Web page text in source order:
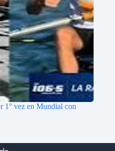
1° vez en Mundial con